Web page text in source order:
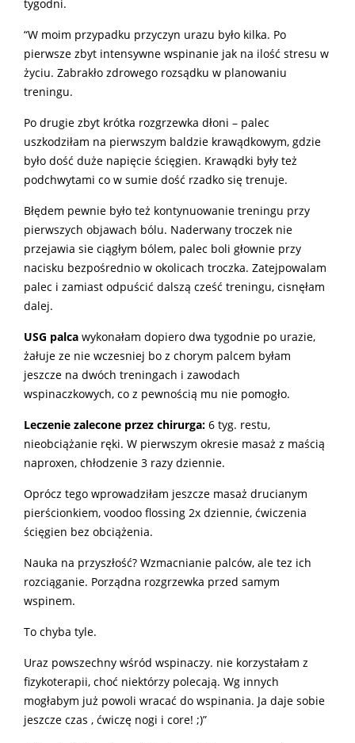
tygodni.
“W moim przypadku przyczyn urazu było kilka. Po
pierwsze zbyt intensywne wspinanie jak na ilość stresu w
życiu. Zabrakło zdrowego rozsądku w planowaniu
treningu.
Po drugie zbyt krótka rozgrzewka dłoni – palec
uszkodziłam na pierwszym baldzie krawądkowym, gdzie
było dość duże napięcie ścięgien. Krawądki były też
podchwytami co w sumie dość rzadko się trenuje.
Błędem pewnie było też kontynuowanie treningu przy
pierwszych objawach bólu. Naderwany troczek nie
przejawia sie ciągłym bólem, palec boli głownie przy
nacisku bezpośrednio w okolicach troczka. Zatejpowalam
palec i zamiast odpuścić dalszą cześć treningu, cisnęłam
dalej.
USG palca wykonałam dopiero dwa tygodnie po urazie,
żałuje ze nie wczesniej bo z chorym palcem byłam
jeszcze na dwóch treningach i zawodach
wspinaczkowych, co z pewnością mu nie pomogło.
Leczenie zalecone przez chirurga: 6 tyg. restu,
nieobciążanie ręki. W pierwszym okresie masaż z maścią
naproxen, chłodzenie 3 razy dziennie.
Oprócz tego wprowadziłam jeszcze masaż drucianym
pierścionkiem, voodoo flossing 2x dziennie, ćwiczenia
ścięgien bez obciążenia.
Nauka na przyszłość? Wzmacnianie palców, ale tez ich
rozciąganie. Porządna rozgrzewka przed samym
wspinem.
To chyba tyle.
Uraz powszechny wśród wspinaczy. nie korzystałam z
fizykoterapii, choć niektórzy polecają. Wg innych
mogłabym już powoli wracać do wspinania. Ja daje sobie
jeszcze czas , ćwiczę nogi i core! ;)”